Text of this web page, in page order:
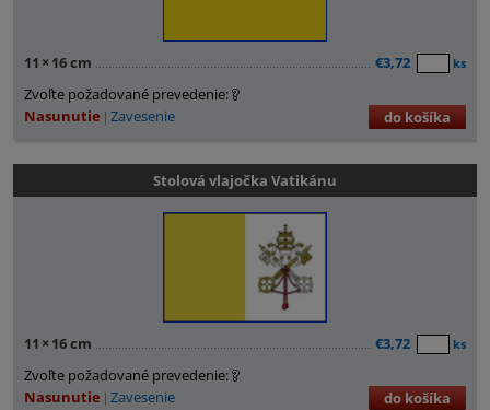
11 × 16 cm €3,72 ks
Zvoľte požadované prevedenie:
Nasunutie Zavesenie do košíka
Stolová vlajočka Vatikánu
11 × 16 cm €3,72 ks
Zvoľte požadované prevedenie:
Nasunutie Zavesenie do košíka